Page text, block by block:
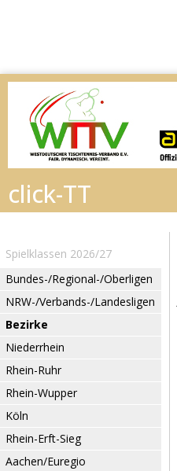
Spielklassen 2026/27
Bundes-/Regional-/Oberligen
NRW-/Verbands-/Landesligen
Bezirke
Niederrhein
Rhein-Ruhr
Rhein-Wupper
Köln
Rhein-Erft-Sieg
Aachen/Euregio